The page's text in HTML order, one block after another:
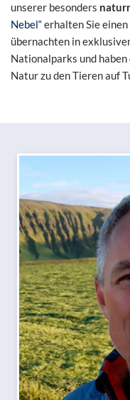
unserer besonders
Nebel“erhalten Sie
übernachten in
Nationalparks und
Natur zu den Tieren auf